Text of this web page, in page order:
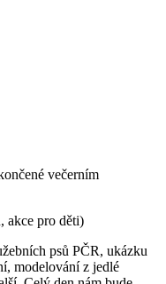
večerním
akce pro děti)
psů PČR, ukázku
modelování z jedlé